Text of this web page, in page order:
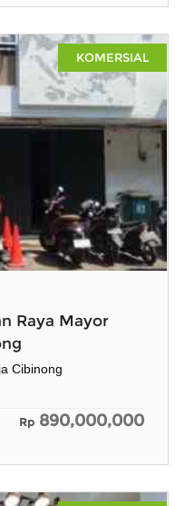
KOMERSIAL
Raya Mayor
Cibinong
Rp 890,000,000